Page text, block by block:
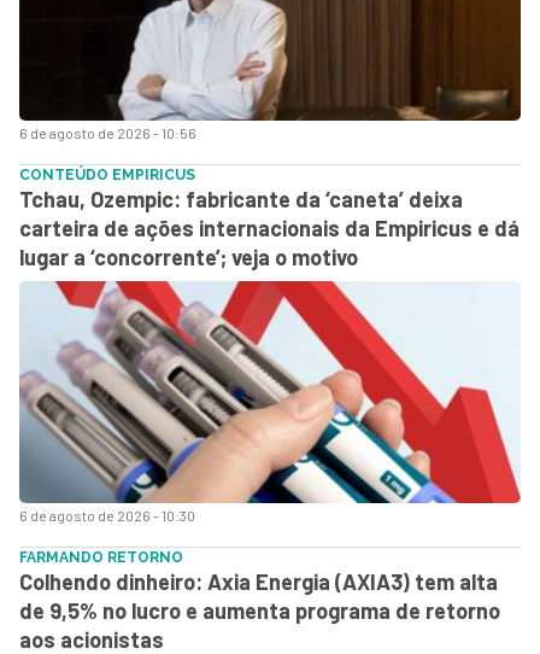
6 de agosto de 2026 - 10:56
6 de agosto de 2026 - 10:30
CONTEÚDO EMPIRICUS
Tchau, Ozempic: fabricante da ‘caneta’ deixa
carteira de ações internacionais da Empiricus e dá
lugar a ‘concorrente’; veja o motivo
FARMANDO RETORNO
Colhendo dinheiro: Axia Energia (AXIA3) tem alta
de 9,5% no lucro e aumenta programa de retorno
aos acionistas